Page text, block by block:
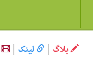
بلاگ لینک